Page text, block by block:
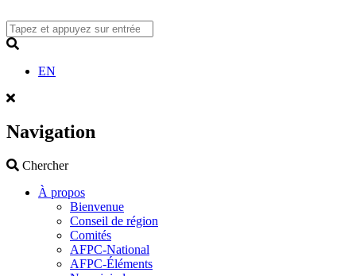
to
content
EN
Navigation
ChercherSearch
À propos
Bienvenue
Conseil de région
Comités
AFPC-National
AFPC-Éléments